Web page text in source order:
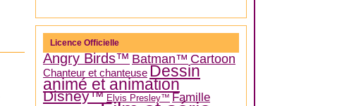
Licence Officielle
Angry Birds™ Batman™ Cartoon
Chanteur et chanteuse Dessin
animé et animation
Disney™ Elvis Presley™ Famille